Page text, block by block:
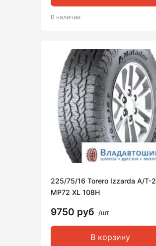
В наличии
225/75/16 Torero Izzarda A/T-2
MP72 XL 108H
9750 руб /шт
В корзину